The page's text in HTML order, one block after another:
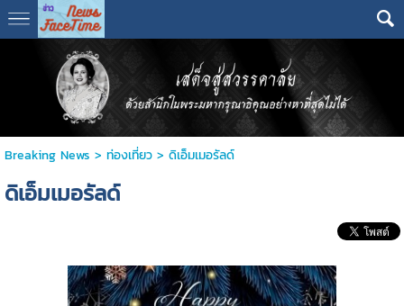
Breaking News > ท่องเที่ยว> ดิเอ็มเมอรัลด์
ดิเอ็มเมอรัลด์